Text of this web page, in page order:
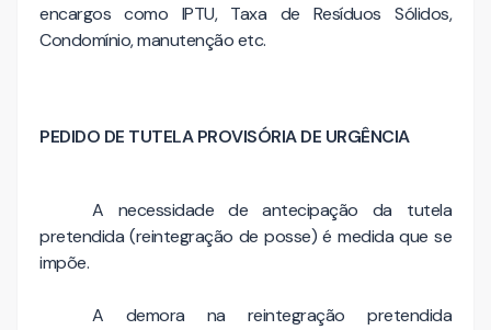
encargos como IPTU, Taxa de Resíduos Sólidos,
Condomínio, manutenção etc.
PEDIDO DE TUTELA PROVISÓRIA DE URGÊNCIA
A necessidade de antecipação da tutela
pretendida (reintegração de posse) é medida que se
impõe.
A demora na reintegração pretendida